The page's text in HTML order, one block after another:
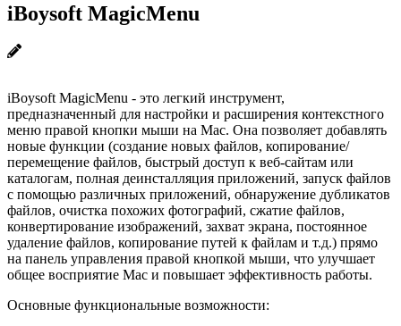
iBoysoft MagicMenu
iBoysoft MagicMenu - это легкий инструмент,
предназначенный для настройки и расширения контекстного
меню правой кнопки мыши на Mac. Она позволяет добавлять
новые функции (создание новых файлов, копирование/
перемещение файлов, быстрый доступ к веб-сайтам или
каталогам, полная деинсталляция приложений, запуск файлов
с помощью различных приложений, обнаружение дубликатов
файлов, очистка похожих фотографий, сжатие файлов,
конвертирование изображений, захват экрана, постоянное
удаление файлов, копирование путей к файлам и т.д.) прямо
на панель управления правой кнопкой мыши, что улучшает
общее восприятие Mac и повышает эффективность работы.
Основные функциональные возможности: